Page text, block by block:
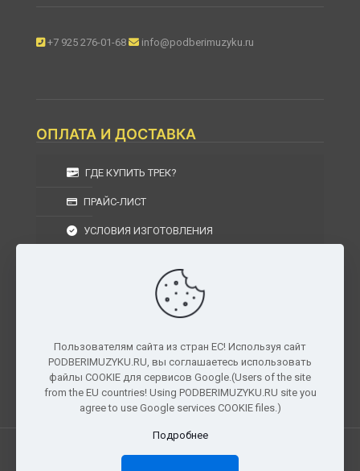
+7 925 276-01-68 info@podberimuzyku.ru
ОПЛАТА И ДОСТАВКА
ГДЕ КУПИТЬ ТРЕК?
ПРАЙС-ЛИСТ
УСЛОВИЯ ИЗГОТОВЛЕНИЯ
УСЛОВИЯ ВОЗВРАТА
г. Москва, Московская область, Центральный
федеральный округ, РФ, Россия
Все права защищены. © 2026 PODBERIMUZYKU.RU
Пользователям сайта из стран ЕС! Используя сайт
PODBERIMUZYKU.RU, вы соглашаетесь использовать
файлы COOKIE для сервисов Google.(Users of the site
from the EU countries! Using PODBERIMUZYKU.RU site you
agree to use Google services COOKIE files.)
Подробнее